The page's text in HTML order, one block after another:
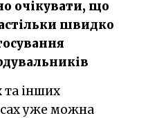
очікувати, що
швидко
уже можна